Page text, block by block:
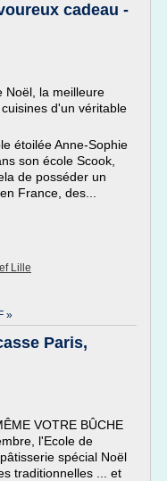
cadeau -
Noël, la meilleure
d'un véritable
étoilée Anne-Sophie
son école Scook,
de posséder un
France, des...
Lille
»
Paris,
VOTRE BÛCHE
l'Ecole de
spécial Noël
traditionnelles ... et